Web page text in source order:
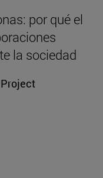
por qué el
la sociedad